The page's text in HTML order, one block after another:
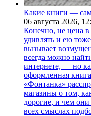
Какие книги —
06 августа 2026,
Конечно, не цена
удивлять и ею
вызывает
всегда можно
интернете, — но
оформленная
«Фонтанка»
магазины о том,
дорогие, и чем они
всех смыслах